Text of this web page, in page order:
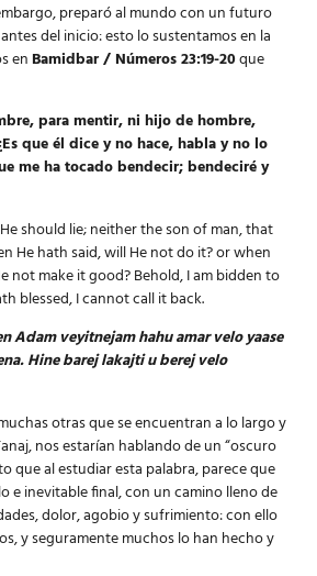
preparó al mundo con un futuro
del inicio: esto lo sustentamos en la
en Bamidbar / Números 23:19-20que
para mentir, ni hijo de hombre,
que él dice y no hace, habla y no lo
me ha tocado bendecir; bendeciré y
should lie; neither the son of man, that
He hath said, will He not do it? or when
not make it good? Behold, I am bidden to
blessed, I cannot call it back.
Adam veyitnejam hahu amar velo yaase
Hine barej lakajti u berej velo
otras que se encuentran a lo largo y
nos estarían hablando de un “oscuro
que al estudiar esta palabra, parece que
e inevitable final, con un camino lleno de
dolor, agobio y sufrimiento: con ello
y seguramente muchos lo han hecho y